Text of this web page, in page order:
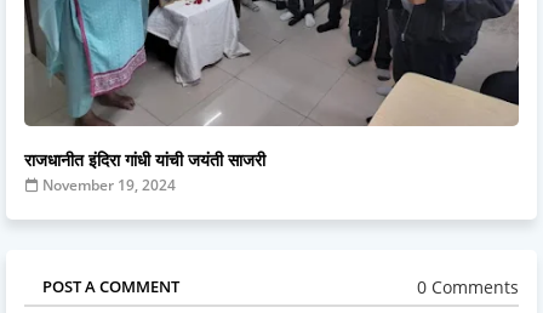
राजधानीत इंदिरा गांधी यांची जयंती साजरी
November 19, 2024
POST A COMMENT 0 Comments